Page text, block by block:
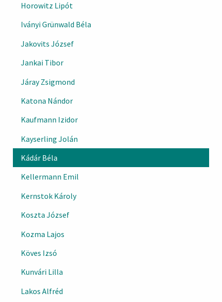
Horowitz Lipót
Iványi Grünwald Béla
Jakovits József
Jankai Tibor
Járay Zsigmond
Katona Nándor
Kaufmann Izidor
Kayserling Jolán
Kádár Béla
Kellermann Emil
Kernstok Károly
Koszta József
Kozma Lajos
Köves Izsó
Kunvári Lilla
Lakos Alfréd